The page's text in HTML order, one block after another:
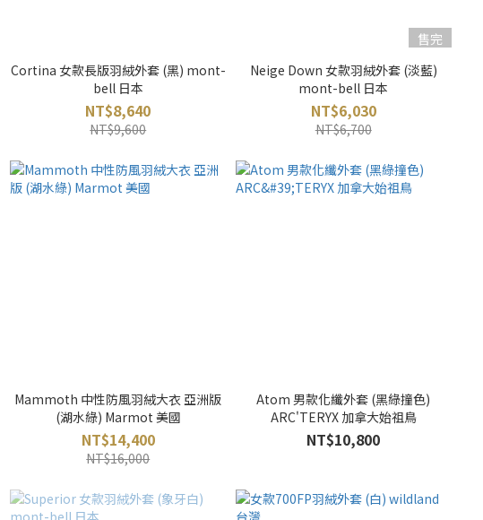
Cortina 女款長版羽絨外套 (黑) mont-
bell 日本
NT$8,640
NT$9,600
售完
Neige Down 女款羽絨外套 (淡藍)
mont-bell 日本
NT$6,030
NT$6,700
Mammoth 中性防風羽絨大衣 亞洲版
(湖水綠) Marmot 美國
NT$14,400
NT$16,000
Atom 男款化纖外套 (黑綠撞色)
ARC'TERYX 加拿大始祖鳥
NT$10,800